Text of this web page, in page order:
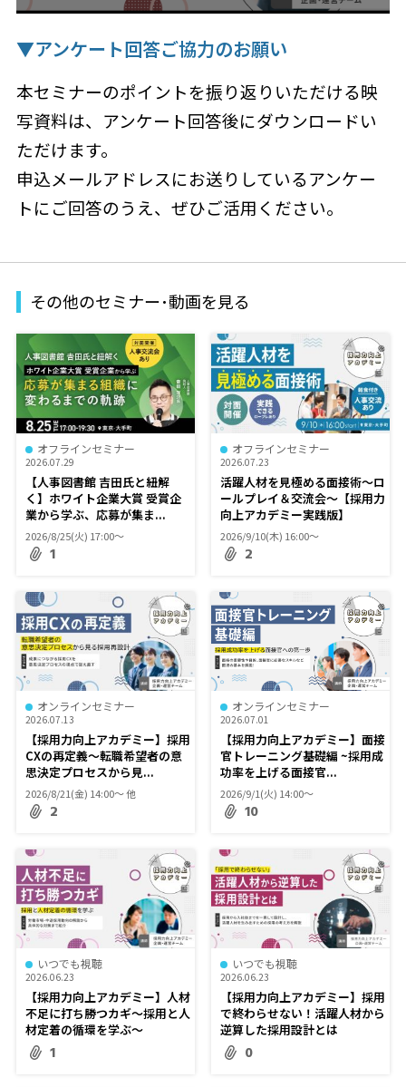
▼アンケート回答ご協力のお願い
本セミナーのポイントを振り返りいただける映
写資料は、アンケート回答後にダウンロードい
ただけます。
申込メールアドレスにお送りしているアンケー
トにご回答のうえ、ぜひご活用ください。
その他のセミナー･動画を見る
オフラインセミナー
2026.07.29
【人事図書館 吉田氏と紐解
く】ホワイト企業大賞 受賞企
業から学ぶ、応募が集ま...
2026/8/25(火) 17:00〜
1
オフラインセミナー
2026.07.23
活躍人材を見極める面接術～ロ
ールプレイ＆交流会～【採用力
向上アカデミー実践版】
2026/9/10(木) 16:00〜
2
オンラインセミナー
2026.07.13
【採用力向上アカデミー】採用
CXの再定義～転職希望者の意
思決定プロセスから見...
2026/8/21(金) 14:00〜 他
2
オンラインセミナー
2026.07.01
【採用力向上アカデミー】面接
官トレーニング基礎編 ~採用成
功率を上げる面接官...
2026/9/1(火) 14:00〜
10
いつでも視聴
2026.06.23
【採用力向上アカデミー】人材
不足に打ち勝つカギ～採用と人
材定着の循環を学ぶ～
1
いつでも視聴
2026.06.23
【採用力向上アカデミー】採用
で終わらせない！活躍人材から
逆算した採用設計とは
0